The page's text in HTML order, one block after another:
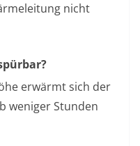
nicht
erwärmt sich der
weniger Stunden